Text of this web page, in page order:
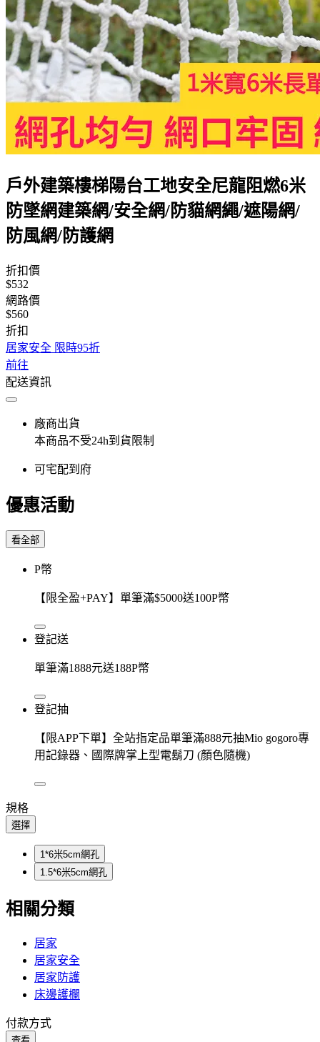
戶外建築樓梯陽台工地安全尼龍阻燃6米
防墜網建築網/安全網/防貓網繩/遮陽網/
防風網/防護網
折扣價
$532
網路價
$560
折扣
居家安全 限時95折
前往
配送資訊
廠商出貨
本商品不受24h到貨限制
可宅配到府
優惠活動
看全部
P幣
【限全盈+PAY】單筆滿$5000送100P幣
登記送
單筆滿1888元送188P幣
登記抽
【限APP下單】全站指定品單筆滿888元抽Mio gogoro專
用記錄器、國際牌掌上型電鬍刀 (顏色隨機)
規格
選擇
1*6米5cm網孔
1.5*6米5cm網孔
相關分類
居家
居家安全
居家防護
床邊護欄
付款方式